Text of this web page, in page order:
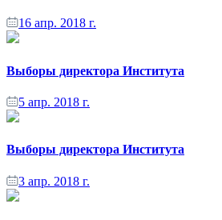
16 апр. 2018 г.
Выборы директора Института
5 апр. 2018 г.
Выборы директора Института
3 апр. 2018 г.